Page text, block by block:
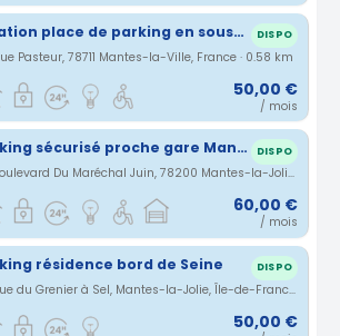
location place de parking en sous-sol sécurisé dans une résidence DISPO
Pasteur, 78711 Mantes-la-Ville, France · 0.58 km
50,00 €
/ mois
Parking sécurisé proche gare Mantes-la-Jolie DISPO
113 Boulevard Du Maréchal Juin, 78200 Mantes-la-Jolie, France · 0.71 km
60,00 €
/ mois
résidence bord de Seine DISPO
1 a Rue du Grenier à Sel, Mantes-la-Jolie, Île-de-France, France · 1.25 km
50,00 €